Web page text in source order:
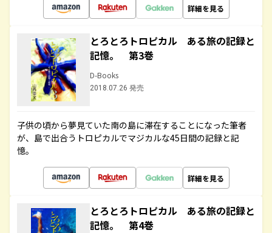
詳細を見る
とろとろトロピカル ある旅の記録と
記憶。 第3巻
D-Books
2018.07.26 発売
子供の頃から夢見ていた南の島に滞在することになった筆者
が、島で出合うトロピカルでマジカルな45日間の記録と記
憶。
詳細を見る
とろとろトロピカル ある旅の記録と
記憶。 第4巻